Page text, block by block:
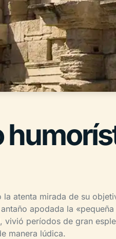
atenta mirada de su
apodada la
períodos de gran
manera lúdica.